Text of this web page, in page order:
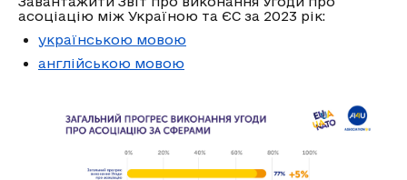
асоціацію між Україною та ЄС за 2023 рік:
українською мовою
англійською мовою